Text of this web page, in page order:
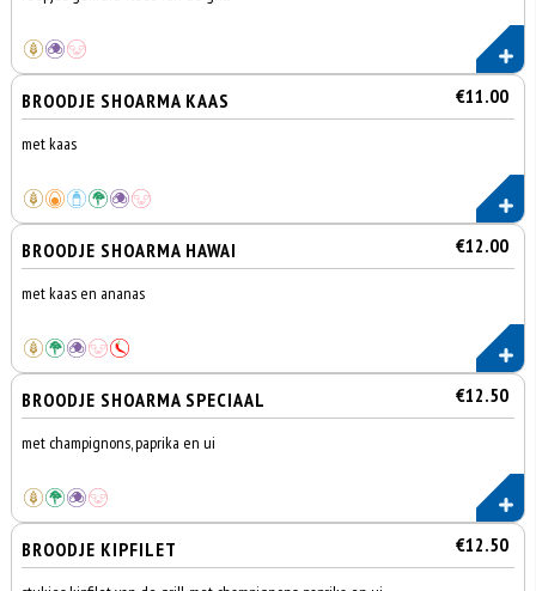
BROODJE SHOARMA KAAS €11.00
met kaas
BROODJE SHOARMA HAWAI €12.00
met kaas en ananas
BROODJE SHOARMA SPECIAAL €12.50
met champignons, paprika en ui
BROODJE KIPFILET €12.50